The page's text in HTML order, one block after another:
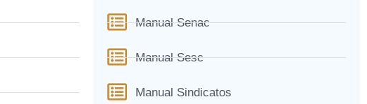
Manual Senac
Manual Sesc
Manual Sindicatos